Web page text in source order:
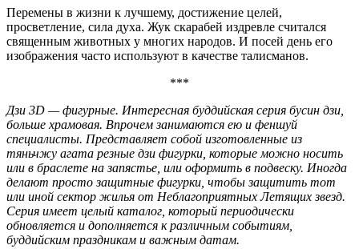
Перемены в жизни к лучшему, достижение целей,
просветление, сила духа. Жук скарабей издревле считался
священным животных у многих народов. И посей день его
изображения часто используют в качестве талисманов.
***
Дзи 3D — фигурные. Интересная буддийская серия бусин дзи,
больше храмовая. Впрочем занимаются ею и феншуй
специалисты. Представляет собой изготовленные из
тяньчжу агата резные дзи фигурки, которые можно носить
или в браслете на запястье, или оформить в подвеску. Иногда
делают просто защитные фигурки, чтобы защитить тот
или иной сектор жилья от Неблагоприятных Летящих звезд.
Серия имеет целый каталог, который периодически
обновляется и дополняется к различным событиям,
буддийским праздникам и важным датам.